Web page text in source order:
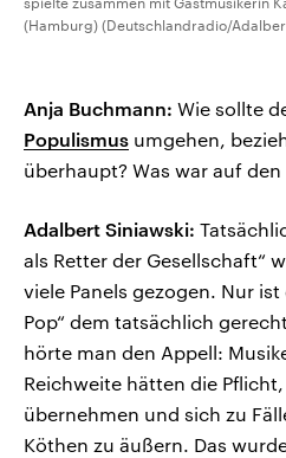
(Hamburg) (Deutschlandradio/
Anja Buchmann: Wie sollte
Populismus umgehen,
überhaupt? Was war auf den
Adalbert Siniawski:
als Retter der Gesellschaft“
viele Panels gezogen. Nur ist
Pop“ dem tatsächlich
hörte man den Appell:
Reichweite hätten die
übernehmen und sich zu
Köthen zu äußern. Das